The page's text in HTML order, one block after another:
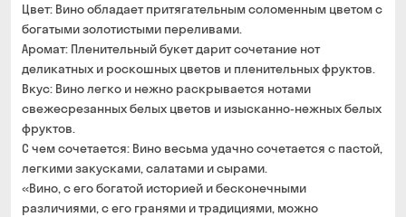
банковской картой на сайте
Цвет: Вино обладает притягательным соломенным цветом с
богатыми золотистыми переливами.
Аромат: Пленительный букет дарит сочетание нот
деликатных и роскошных цветов и пленительных фруктов.
Вкус: Вино легко и нежно раскрывается нотами
свежесрезанных белых цветов и изысканно-нежных белых
фруктов.
С чем сочетается: Вино весьма удачно сочетается с пастой,
легкими закусками, салатами и сырами.
«Вино, с его богатой историей и бесконечными
различиями, с его гранями и традициями, можно